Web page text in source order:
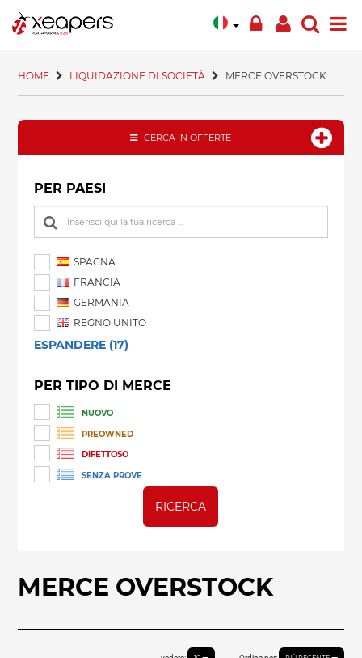
HOME LIQUIDAZIONE DI SOCIETÀ MERCE OVERSTOCK
CERCA IN OFFERTE
PER PAESI
SPAGNA
FRANCIA
GERMANIA
REGNO UNITO
ESPANDERE (17)
PER TIPO DI MERCE
NUOVO
PREOWNED
DIFETTOSO
SENZA PROVE
RICERCA
MERCE OVERSTOCK